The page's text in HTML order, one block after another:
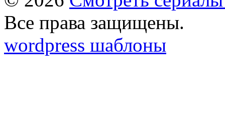
Все права защищены.
wordpress шаблоны